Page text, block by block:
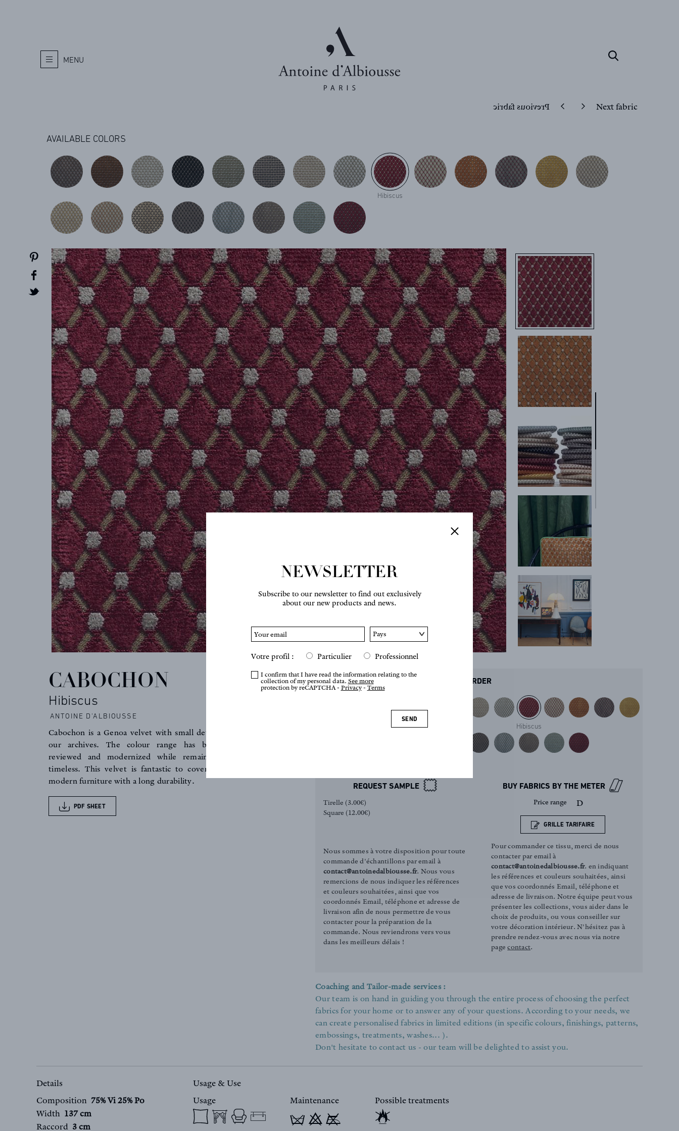
CREATOR
COLLECTIONS
ARCHIVES
CONTACT
REFERENCES
PROFESSIONALS
FAQ
NEWS
MENU
AVAILABLE COLORS
Hibiscus
CABOCHON
Hibiscus
ANTOINE D'ALBIOUSSE
Cabochon is a Genoa velvet with small details, inspired by
our archives. The colour range has been completely
reviewed and modernized while remaining classic and
timeless. This velvet is fantastic to cover all classsic and
modern furniture with a long durability.
PDF SHEET
ORDER
Hibiscus
REQUEST SAMPLE
Tirelle (3.00€)
Square (12.00€)
Nous sommes à votre disposition pour toute
commande d'échantillons par email à
contact@antoinedalbiousse.fr. Nous vous
remercions de nous indiquer les références
et couleurs souhaitées, ainsi que vos
coordonnés Email, téléphone et adresse de
livraison afin de nous permettre de vous
contacter pour la préparation de la
commande. Nous reviendrons vers vous
dans les meilleurs délais !
BUY FABRICS BY THE METER
Price range D
GRILLE TARIFAIRE
Pour commander ce tissu, merci de nous
contacter par email à
contact@antoinedalbiousse.fr. en indiquant
les références et couleurs souhaitées, ainsi
que vos coordonnés Email, téléphone et
adresse de livraison. Notre équipe peut vous
présenter les collections, vous aider dans le
choix de produits, ou vous conseiller sur
votre décoration intérieur. N'hésitez pas à
prendre rendez-vous avec nous via notre
pagecontact.
Coaching and Tailor-made services :
Our team is on hand in guiding you through the entire process of choosing the perfect
fabrics for your home or to answer any of your questions. According to your needs, we
can create personalised fabrics in limited editions (in specific colours, finishings, patterns,
embossings, treatments, washes... ).
Don't hesitate to contact us - our team will be delighted to assist you.
Details
Composition 75% Vi 25% Po
Width 137 cm
Usage & Use
Usage
Maintenance
T 9 y
Possible treatments
NEWSLETTER
Subscribe to our newsletter to find out exclusively
about our new products and news.
Votre profil : Particulier Professionnel
I confirm that I have read the information relating to the
collection of my personal data. See more
protection by reCAPTCHA - Privacy- Terms
SEND
Previous fabric Next fabric